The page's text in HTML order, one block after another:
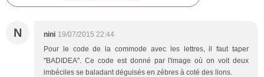
N nini 19/07/2015 22:44
Pour le code de la commode avec les lettres, il faut taper
"BADIDEA". Ce code est donné par l'image où on voit deux
imbéciles se baladant déguisés en zébres à coté des lions.